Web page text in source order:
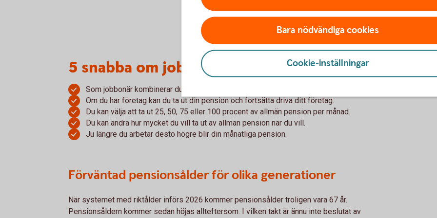
5 snabba om jobbonär
Som jobbonär kombinerar du arbete och pension.
Om du har företag kan du ta ut din pension och fortsätta driva ditt företag.
Du kan välja att ta ut 25, 50, 75 eller 100 procent av allmän pension per månad.
Du kan ändra hur mycket du vill ta ut av allmän pension när du vill.
Ju längre du arbetar desto högre blir din månatliga pension.
Förväntad pensionsålder för olika generationer
När systemet med riktålder införs 2026 kommer pensionsålder troligen vara 67 år.
Pensionsåldern kommer sedan höjas allteftersom. I vilken takt är ännu inte beslutat av
Bara nödvändiga cookies
Cookie-inställningar